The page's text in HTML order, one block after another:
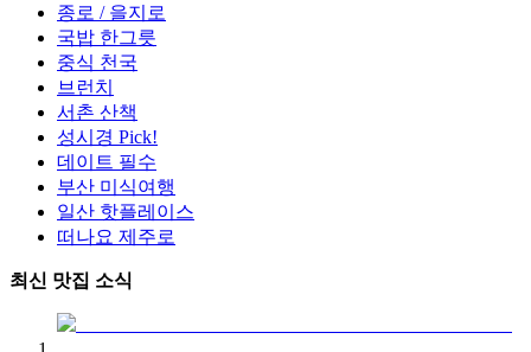
종로 / 을지로
국밥 한그릇
중식 천국
브런치
서촌 산책
성시경 Pick!
데이트 필수
부산 미식여행
일산 핫플레이스
떠나요 제주로
최신 맛집 소식